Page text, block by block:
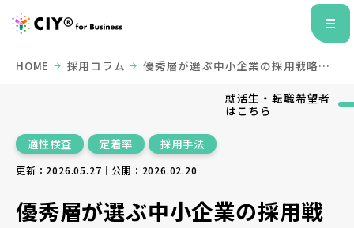
HOME 採用コラム
優秀層が選ぶ中小企業の採用戦略｜
就活生・転職希望者
はこちら
適性検査 定着率 採用手法
更新：2026.05.27｜公開：2026.02.20
優秀層が選ぶ中小企業の採用戦